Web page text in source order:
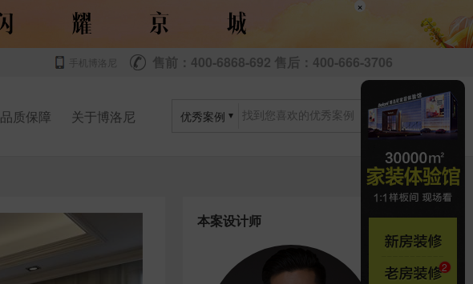
×
手机博洛尼 售前：400-6868-692 售后：400-666-3706
品质保障 关于博洛尼 优秀案例
本案设计师